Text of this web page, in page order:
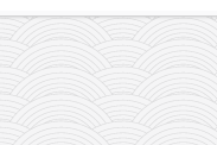
интернет пословање
исхраном до здравља
мој хаику
моменти и места